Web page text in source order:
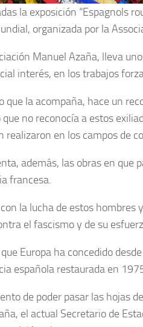
la exposición “Espagnols
organizada por la
Manuel Azaña, lleva
interés, en los trabajos
que la acompaña, hace un
no reconocía a estos
realizaron en los campos de
además, las obras en
francesa.
la lucha de estos
el fascismo y de su
Europa ha concedido
española restaurada en
de poder pasar las hojas
el actual Secretario de